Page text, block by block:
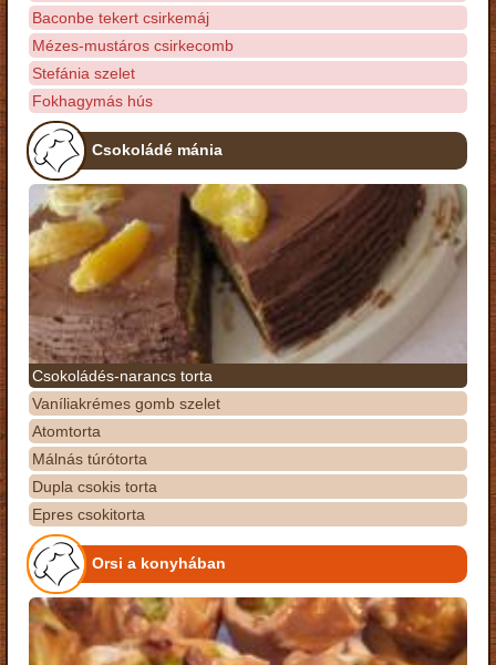
Baconbe tekert csirkemáj
Mézes-mustáros csirkecomb
Stefánia szelet
Fokhagymás hús
Csokoládé mánia
Csokoládés-narancs torta
Vaníliakrémes gomb szelet
Atomtorta
Málnás túrótorta
Dupla csokis torta
Epres csokitorta
Orsi a konyhában